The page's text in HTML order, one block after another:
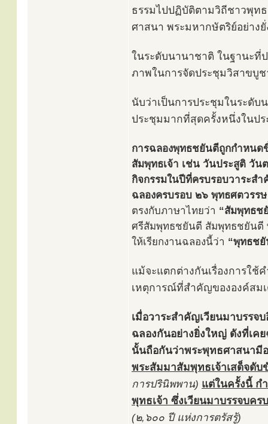
ธรรมไปปฏิบัติตามวิถีชาวพุท
ศาสนา พระมหากษัตริย์อย่าง
ในระดับนานาชาติ ในฐานะที่
ภาพในการจัดประชุมวิสาขบู
นับว่าเป็นการประชุมในระดั
ประชุมมากที่สุดครั้งหนึ่งในป
การฉลองพุทธชยันตีถูกกำหนด
สัมพุทธเจ้า เช่น วันประสูติ วัน
กิจกรรมในปีที่ครบรอบวาระส
ฉลองครบรอบ ๒๖ พุทธศตวรรษ
ตรงกับภาษาไทยว่า “สัมพุทธช
ศรีสัมพุทธชยันตี สัมพุทธชยันตี
ให้เรียกงานฉลองนี้ว่า “พุทธชยั
แม้จะแตกต่างกันเรื่องการใช้
เหตุการณ์ที่สำคัญขององค์สม
เมื่อวาระสำคัญเวียนมาบรร
ฉลองกันอย่างยิ่งใหญ่ ดังที่เ
นั้นถือกันว่าพระพุทธศาสนามี
พระสัมมาสัมพุทธเจ้าเสด็จดั
การปรินิพพาน) แต่ในครั้งนี้ ก
พุทธเจ้า ซึ่งเวียนมาบรรจบค
(๒,๖๐๐ ปี แห่งการตรัสรู้)